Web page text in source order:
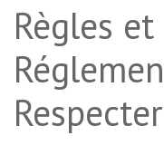
Règles et
Respecter